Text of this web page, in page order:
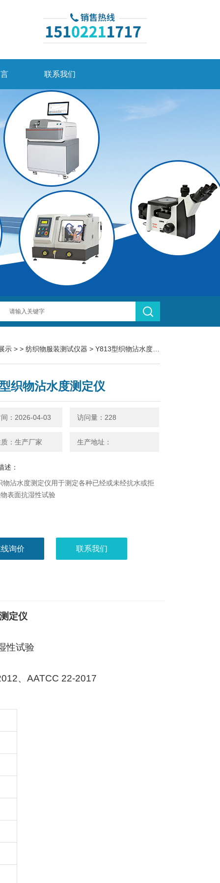
联系我们
示 > > 纺织物服装测试仪器 > Y813型织物沾水度测定仪
织物沾水度测定仪
：2026-04-03 访问量：228
：生产厂家 生产地址：
述：
物沾水度测定仪用于测定各种已经或未经抗水或拒
表面抗湿性试验
询价 联系我们
定仪
性试验
、 AATCC 22-2017